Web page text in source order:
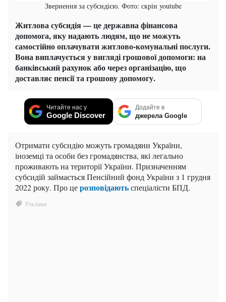
Звернення за субсидією. Фото: скрін youtube
Житлова субсидія — це державна фінансова
допомога, яку надають людям, що не можуть
самостійно оплачувати житлово-комунальні послуги.
Вона виплачується у вигляді грошової допомоги: на
банківський рахунок або через організацію, що
доставляє пенсії та грошову допомогу.
Читайте нас у
Google Discover
Додайте в
джерела Google
Отримати субсидію можуть громадяни України,
іноземці та особи без громадянства, які легально
проживають на території України. Призначенням
субсидій займається Пенсійний фонд України з 1 грудня
2022 року. Про церозповідаютьспеціалісти БПД.